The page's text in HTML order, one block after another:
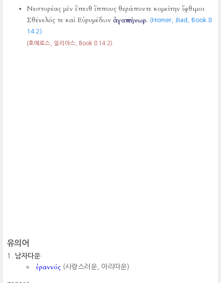
Νεστορέας μὲν ἔπειθ ἵππους θεράποντε κομείτην ἴφθιμοι
Σθένελός τε καὶ Εὐρυμέδωνἀγαπήνωρ. (Homer, Iliad, Book 8
14:2)
(호메로스, 일리아스, Book 8 14:2)
유의어
남자다운
ἐραννός (사랑스러운, 아리따운)